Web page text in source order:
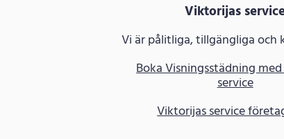
Viktorijas
Vi är pålitliga, tillgängliga och
Boka Visningsstädning
service
Viktorijas service